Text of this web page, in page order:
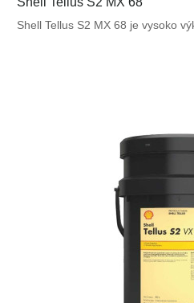
Shell Tellus S2 MX 68 je vysoko